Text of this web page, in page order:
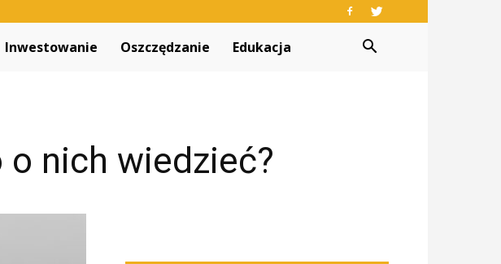
Inwestowanie Oszczędzanie Edukacja
o nich wiedzieć?